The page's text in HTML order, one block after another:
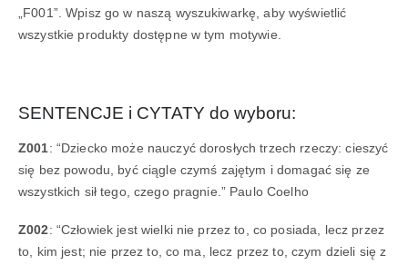
„F001”. Wpisz go w naszą wyszukiwarkę, aby wyświetlić
wszystkie produkty dostępne w tym motywie.
SENTENCJE i CYTATY do wyboru:
Z001: “Dziecko może nauczyć dorosłych trzech rzeczy: cieszyć
się bez powodu, być ciągle czymś zajętym i domagać się ze
wszystkich sił tego, czego pragnie.” Paulo Coelho
Z002: “Człowiek jest wielki nie przez to, co posiada, lecz przez
to, kim jest; nie przez to, co ma, lecz przez to, czym dzieli się z